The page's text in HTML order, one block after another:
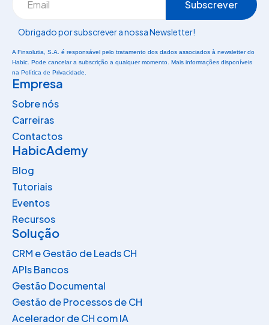
Obrigado por subscrever a nossa Newsletter!
A Finsolutia, S.A. é responsável pelo tratamento dos dados associados à newsletter do
Habic. Pode cancelar a subscrição a qualquer momento. Mais informações disponíveis
na Política de Privacidade.
Empresa
Sobre nós
Carreiras
Contactos
HabicAdemy
Blog
Tutoriais
Eventos
Recursos
Solução
CRM e Gestão de Leads CH​
APIs Bancos​
Gestão Documental
Gestão de Processos de CH​
Acelerador de CH com IA